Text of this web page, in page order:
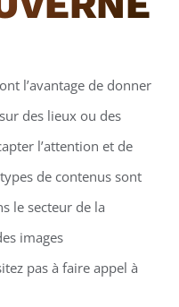
l’avantage de donner
des lieux ou des
l’attention et de
de contenus sont
le secteur de la
images
pas à faire appel à